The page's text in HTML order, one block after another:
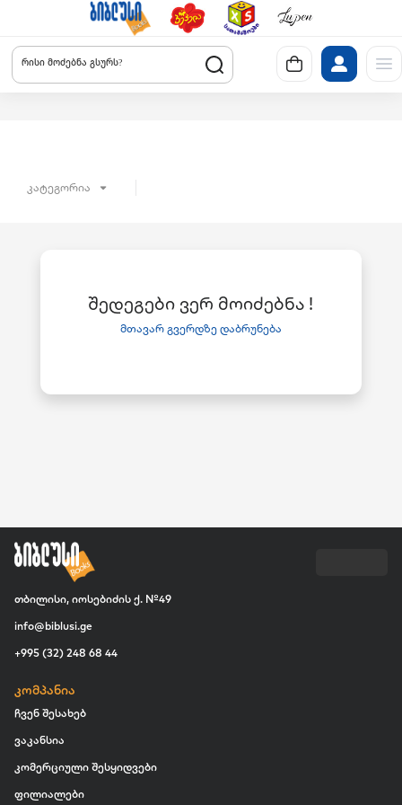
რისი მოძებნა გსურს?
კატეგორია
შედეგები ვერ მოიძებნა !
მთავარ გვერდზე დაბრუნება
თბილისი, იოსებიძის ქ. №49
info@biblusi.ge
+995 (32) 248 68 44
კომპანია
ჩვენ შესახებ
ვაკანსია
კომერციული შესყიდვები
ფილიალები